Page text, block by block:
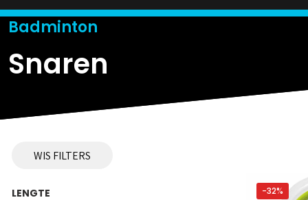
Badminton
Snaren
WIS FILTERS
LENGTE -32%